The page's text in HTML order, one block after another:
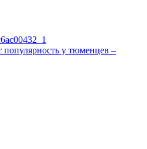
у тюменцев –